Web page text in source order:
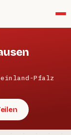
Pfalz